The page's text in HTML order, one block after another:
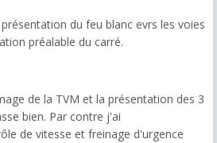
du feu blanc evrs les voies
préalable du carré.
de la TVM et la présentation des 3
bien. Par contre j'ai
de vitesse et freinage d'urgence